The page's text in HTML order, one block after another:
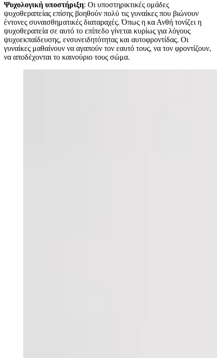
Ψυχολογική υποστήριξη: Οι υποστηρικτικές ομάδες
ψυχοθεραπείας επίσης βοηθούν πολύ τις γυναίκες που βιώνουν
έντονες συναισθηματικές διαταραχές. Όπως η κα Ανθή τονίζει η
ψυχοθεραπεία σε αυτό το επίπεδο γίνεται κυρίως για λόγους
ψυχοεκπαίδευσης, ενσυνειδητότητας και αυτοφροντίδας. Οι
γυναίκες μαθαίνουν να αγαπούν τον εαυτό τους, να τον φροντίζουν,
να αποδέχονται το καινούριο τους σώμα.